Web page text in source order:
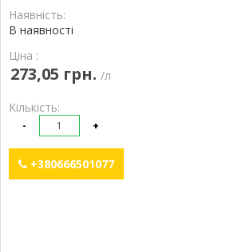
Наявність:
В наявності
Ціна :
273,05 грн. /л
Кількість:
- +
+380666501077